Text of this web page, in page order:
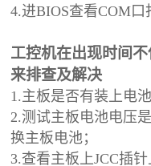
4.进BIOS查看COM口
工控机在出现时间
来排查及解决
1.主板是否有装上电池
2.测试主板电池电压
换主板电池；
3.查看主板上JCC插